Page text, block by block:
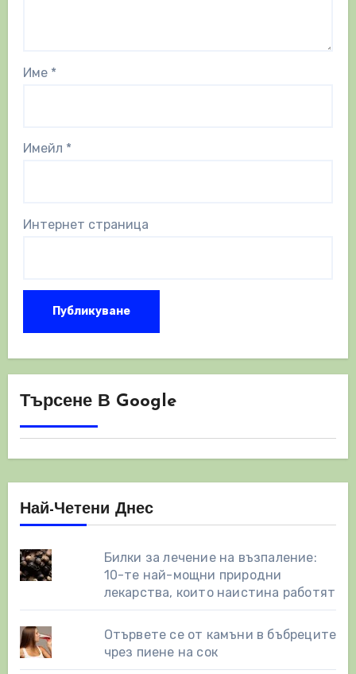
Име *
Имейл *
Интернет страница
Търсене В Google
Най-Четени Днес
Билки за лечение на възпаление:
10-те най-мощни природни
лекарства, които наистина работят
Отървете се от камъни в бъбреците
чрез пиене на сок